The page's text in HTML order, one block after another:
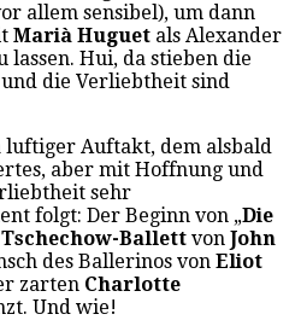
allem sensibel), um dann
Marià Huguet als Alexander
Hui, da stieben die
die Verliebtheit sind
Auftakt, dem alsbald
aber mit Hoffnung und
sehr
folgt: Der Beginn von „Die
Tschechow-Ballett von John
des Ballerinos von Eliot
zarten Charlotte
Und wie!